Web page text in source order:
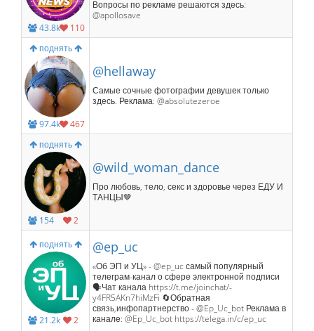
43.8k 110
Вопросы по рекламе решаются здесь:
@apollosave
поднять
97.4k 467
@hellaway
Самые сочные фотографии девушек только
здесь. Реклама: @absolutezeroe
поднять
154 2
@wild_woman_dance
Про любовь, тело, секс и здоровье через ЕДУ И
ТАНЦЫ🤎
поднять
21.2k 2
@ep_uc
«Об ЭП и УЦ» - @ep_uc самый популярный
телеграм-канал о сфере электронной подписи
🗣Чат канала https://t.me/joinchat/-
y4FR5AKn7hiMzFi 🔄Обратная
связь,инфопартнерство - @Ep_Uc_bot Реклама в
канале: @Ep_Uc_bot https://telega.in/c/ep_uc